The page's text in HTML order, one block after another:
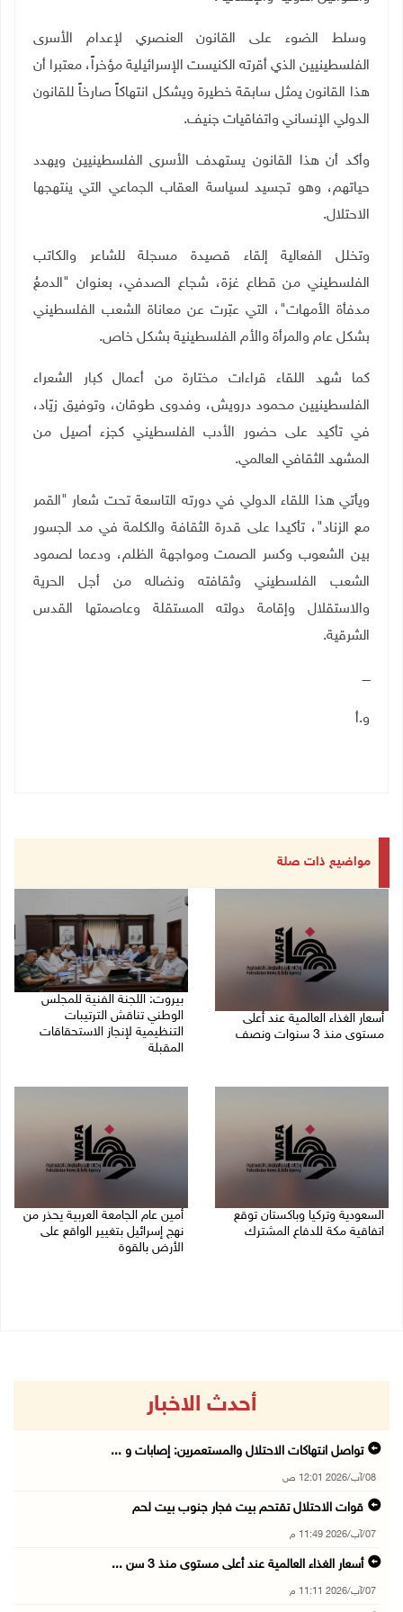
وسلط الضوء على القانون العنصري لإعدام الأسرى
الفلسطينيين الذي أقرته الكنيست الإسرائيلية مؤخراً، معتبرا أن
هذا القانون يمثل سابقة خطيرة ويشكل انتهاكاً صارخاً للقانون
الدولي الإنساني واتفاقيات جنيف.
وأكد أن هذا القانون يستهدف الأسرى الفلسطينيين ويهدد
حياتهم، وهو تجسيد لسياسة العقاب الجماعي التي ينتهجها
الاحتلال.
وتخلل الفعالية إلقاء قصيدة مسجلة للشاعر والكاتب
الفلسطيني من قطاع غزة، شجاع الصدفي، بعنوان "الدمعُ
مدفأة الأمهات"، التي عبّرت عن معاناة الشعب الفلسطيني
بشكل عام والمرأة والأم الفلسطينية بشكل خاص.
كما شهد اللقاء قراءات مختارة من أعمال كبار الشعراء
الفلسطينيين محمود درويش، وفدوى طوقان، وتوفيق زيّاد،
في تأكيد على حضور الأدب الفلسطيني كجزء أصيل من
المشهد الثقافي العالمي.
ويأتي هذا اللقاء الدولي في دورته التاسعة تحت شعار "القمر
مع الزناد"، تأكيدا على قدرة الثقافة والكلمة في مد الجسور
بين الشعوب وكسر الصمت ومواجهة الظلم، ودعما لصمود
الشعب الفلسطيني وثقافته ونضاله من أجل الحرية
والاستقلال وإقامة دولته المستقلة وعاصمتها القدس
الشرقية.
ــــ
و.أ
مواضيع ذات صلة
أسعار الغذاء العالمية عند أعلى
مستوى منذ 3 سنوات ونصف
بيروت: اللجنة الفنية للمجلس
الوطني تناقش الترتيبات
التنظيمية لإنجاز الاستحقاقات
المقبلة
السعودية وتركيا وباكستان توقع
اتفاقية مكة للدفاع المشترك
أمين عام الجامعة العربية يحذر من
نهج إسرائيل بتغيير الواقع على
الأرض بالقوة
أحدث الاخبار
تواصل انتهاكات الاحتلال والمستعمرين: إصابات و ...
08/آب/2026 12:01 ص
قوات الاحتلال تقتحم بيت فجار جنوب بيت لحم
07/آب/2026 11:49 م
أسعار الغذاء العالمية عند أعلى مستوى منذ 3 سن ...
07/آب/2026 11:11 م